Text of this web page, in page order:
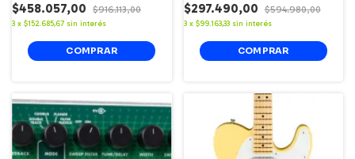
$458.057,00 $916.113,00
3 x $152.685,67 sin interés
$297.490,00 $594.980,00
3 x $99.163,33 sin interés